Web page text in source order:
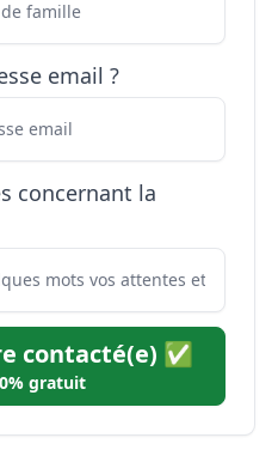
email ?
concernant la
contacté(e) ✅
gratuit